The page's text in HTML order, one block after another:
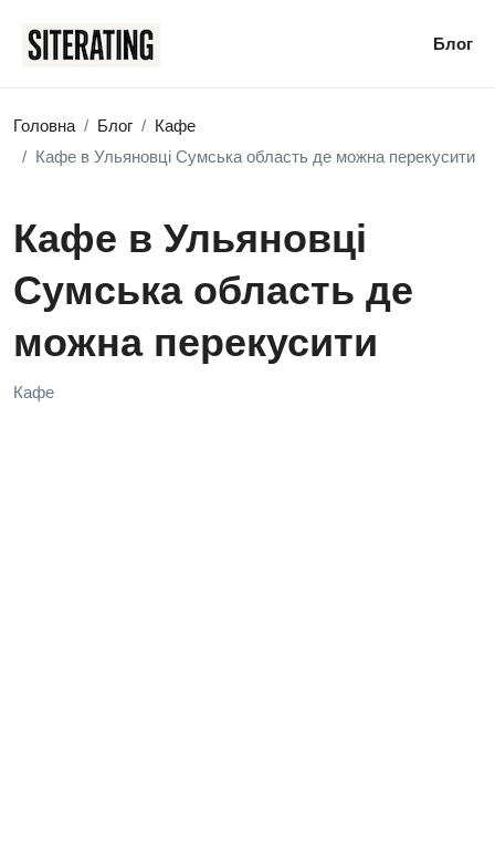
Блог
Головна Блог
Кафе
Кафе в Ульяновці Сумська область де можна перекусити
Кафе в Ульяновці
Сумська область де
можна перекусити
Кафе